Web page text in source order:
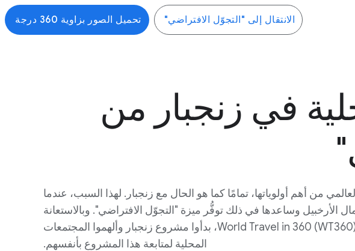
الانتقال إلى "التجوّل الافتراضي" تحميل الصور بزاوية 360 درجة
في زنجبار من
من أهم أولوياتها، تمامًا كما هو الحال مع زنجبار. لهذا السبب، عندما
الأرخبيل وساعدها في ذلك توفُّر ميزة "التجوّل الافتراضي". وبالاستعانة
بالمصوّرين المحترفين "فيديريكو ديبيتو" و"نيكولاي أوميلشينكو" و"كريس دو بليسيس" من فريق World Travel in 360 (WT360)، بدأوا مشروع زنجبار وألهموا المجتمعات
المحلية لمتابعة هذا المشروع بأنفسهم.